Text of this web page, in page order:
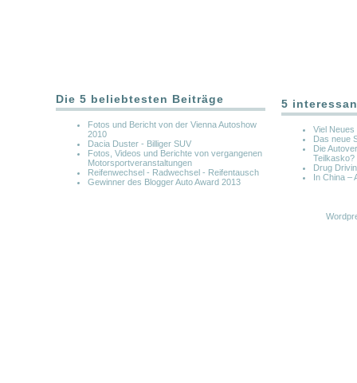
Die 5 beliebtesten Beiträge
Fotos und Bericht von der Vienna Autoshow
2010
Dacia Duster - Billiger SUV
Fotos, Videos und Berichte von vergangenen
Motorsportveranstaltungen
Reifenwechsel - Radwechsel - Reifentausch
Gewinner des Blogger Auto Award 2013
5
Viel
Das neue
Die
Teilkasko?
Drug
In China –